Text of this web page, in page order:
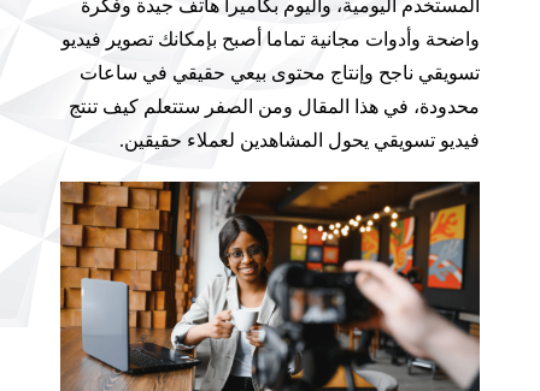
المستخدم اليومية، واليوم بكاميرا هاتف جيدة وفكرة
واضحة وأدوات مجانية تماما أصبح بإمكانك تصوير فيديو
تسويقي ناجح وإنتاج محتوى بيعي حقيقي في ساعات
محدودة، في هذا المقال ومن الصفر ستتعلم كيف تنتج
فيديو تسويقي يحول المشاهدين لعملاء حقيقين.